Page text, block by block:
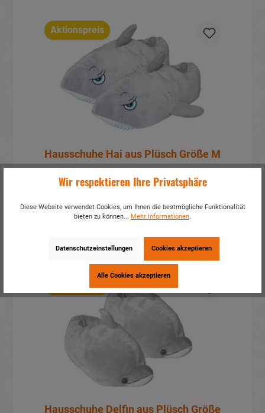
Aktionspreis
Hausschuhe Hai aus Plüsch Größe M
Artikelnummer:33031
Aktionspreis
Hausschuhe Delfin aus Plüsch Größe
Wir respektieren Ihre Privatsphäre
Diese Website verwendet Cookies, um Ihnen die bestmögliche Funktionalität
bieten zu können... Mehr Informationen.
Datenschutzeinstellungen Cookies akzeptieren
Alle Cookies akzeptieren